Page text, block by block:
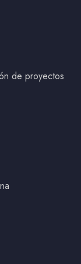
de proyectos